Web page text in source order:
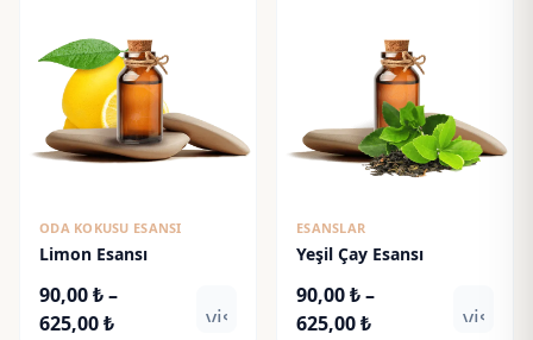
ODA KOKUSU ESANSI
Limon Esansı
90,00₺–
625,00₺Fiyat
visibility
ESANSLAR
Yeşil Çay Esansı
90,00₺–
625,00₺Fiyat